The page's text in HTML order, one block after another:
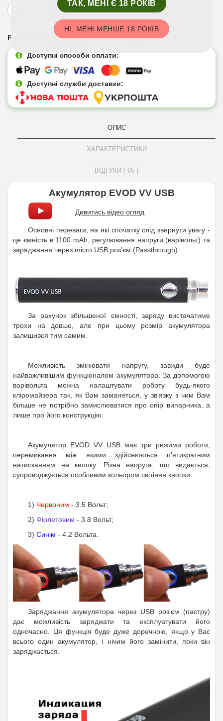
Рейтинг: (прочитати 65 відгуків)
Доступні способи оплати:
Доступні служби доставки:
ОПИС
ХАРАКТЕРИСТИКИ
ВІДГУКИ ( 65 )
Акумулятор EVOD VV USB
Дивитись відео огляд
Основні переваги, на які спочатку слід звернути увагу -
це ємність в 1100 mAh, регулювання напруги (варівольт) та
заряджання через micro USB роз'єм (Passthrough).
За рахунок збільшеної ємності, заряду вистачатиме
трохи на довше, але при цьому розмір акумулятора
залишився тим самим.
Можливість змінювати напругу, завжди буде
найважливішим функціоналом акумулятора. За допомогою
варівольта можна налаштувати роботу будь-якого
кліромайзера так, як Вам заманеться, у зв'язку з чим Вам
більше не потрібно замислюватися про опір випарника, а
лише про його конструкцію.
Акумулятор EVOD VV USB має три режими роботи,
перемикання між якими здійснюється п'ятикратним
натисканням на кнопку. Різна напруга, що видається,
супроводжується особливим кольором світіння кнопки:
1) Червоним - 3.5 Вольт;
2) Фіолетовим - 3.8 Вольт;
3) Синім - 4.2 Вольта.
Заряджання акумулятора через USB роз'єм (пастру)
дає можливість заряджати та експлуатувати його
одночасно. Ця функція буде дуже доречною, якщо у Вас
всього один акумулятор, і нічим його замінити, поки він
заряджається.
ТАК, МЕНІ Є 18 РОКІВ
НІ, МЕНІ МЕНШЕ 18 РОКІВ